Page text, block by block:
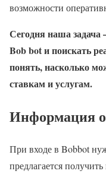
возможности
Сегодня наша
Bob bot и поискать
понять, насколько
ставкам и услугам.
Информация о
При входе в Bobbot
предлагается